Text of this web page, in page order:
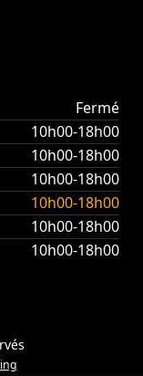
Fermé
10h00-18h00
10h00-18h00
10h00-18h00
10h00-18h00
10h00-18h00
10h00-18h00